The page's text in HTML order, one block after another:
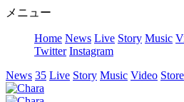
メニュー
Home News Live Story Music
Twitter Instagram
News 35 Live Story Music Video Store